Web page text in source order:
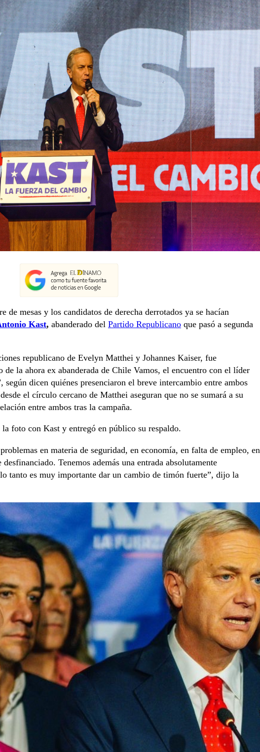
de mesas y los candidatos de derecha derrotados ya se hacían
Kast, abanderado del Partido Republicano que pasó a segunda
republicano de Evelyn Matthei y Johannes Kaiser, fue
de la ahora ex abanderada de Chile Vamos, el encuentro con el líder
dicen quiénes presenciaron el breve intercambio entre ambos
el círculo cercano de Matthei aseguran que no se sumará a su
entre ambos tras la campaña.
foto con Kast y entregó en público su respaldo.
en materia de seguridad, en economía, en falta de empleo, en
Tenemos además una entrada absolutamente
tanto es muy importante dar un cambio de timón fuerte”, dijo la